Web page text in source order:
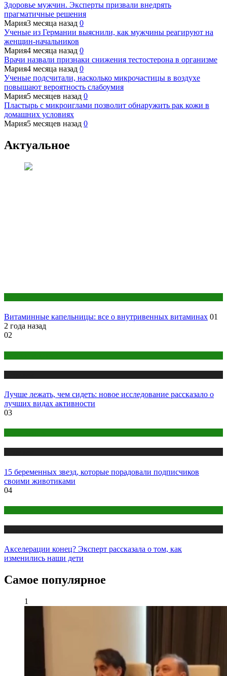
Здоровье мужчин. Эксперты призвали внедрять
прагматичные решения
Мария3 месяца назад 0
Ученые из Германии выяснили, как мужчины реагируют на
женщин-начальников
Мария4 месяца назад 0
Врачи назвали признаки снижения тестостерона в организме
Мария4 месяца назад 0
Ученые подсчитали, насколько микрочастицы в воздухе
повышают вероятность слабоумия
Мария5 месяцев назад 0
Пластырь с микроиглами позволит обнаружить рак кожи в
домашних условиях
Мария5 месяцев назад 0
Актуальное
Витаминные капельницы: все о внутривенных витаминах 01
2 года назад
02
Лучше лежать, чем сидеть: новое исследование рассказало о
лучших видах активности
03
15 беременных звезд, которые порадовали подписчиков
своими животиками
04
Акселерации конец? Эксперт рассказала о том, как
изменились наши дети
Самое популярное
1